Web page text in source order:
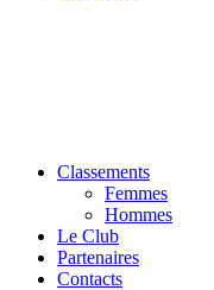
Classements
Femmes
Hommes
Le Club
Partenaires
Contacts